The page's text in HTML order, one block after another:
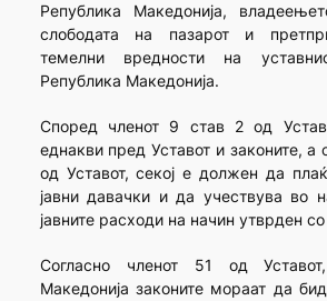
Република Македонија,
слободата на пазарот и
темелни вредности на
Република Македонија.
Според членот 9 став 2 од
еднакви пред Уставот и законите, а
од Уставот, секој е должен да
јавни давачки и да учествува во
јавните расходи на начин утврден
Согласно членот 51 од
Македонија законите мораат да